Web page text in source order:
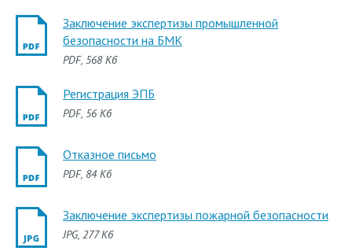
Заключение экспертизы промышленной
безопасности на БМК
PDF, 568 Кб
Регистрация ЭПБ
PDF, 56 Кб
Отказное письмо
PDF, 84 Кб
Заключение экспертизы пожарной безопасности
JPG, 277 Кб